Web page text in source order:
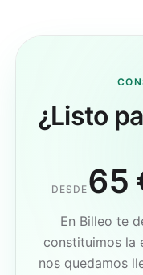
¿Listo
DESDE 65
En Billeo te
constituimos la
nos quedamos